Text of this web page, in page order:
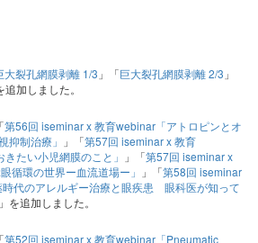
大裂孔網膜剥離 1/3 」「巨大裂孔網膜剥離 2/3 」
追加しました。
第56回 iseminar x 教育webinar「アトロピンとオ
抑制治療」
」「第57回 iseminar x 教育
たい小児網膜のこと」
」「第57回 iseminar x
循環の世界ー血流道場ー」
」「第58回 iseminar
代のアレルギー治療と眼疾患 眼科医が知って
」を追加しました。
第52回 iseminar x 教育webinar「Pneumatic